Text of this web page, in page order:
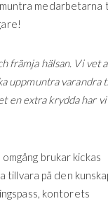
medarbetarna
främja hälsan. Vi vet
uppmuntra varandra
en extra krydda har vi
brukar kickas
tillvara på den
kontorets